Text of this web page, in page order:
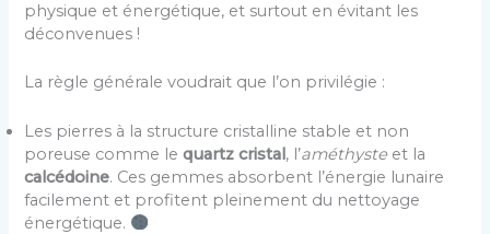
physique et énergétique, et surtout en évitant les
déconvenues !
La règle générale voudrait que l’on privilégie :
Les pierres à la structure cristalline stable et non
poreuse comme lequartz cristal, l’améthysteet la
calcédoine. Ces gemmes absorbent l’énergie lunaire
facilement et profitent pleinement du nettoyage
énergétique.